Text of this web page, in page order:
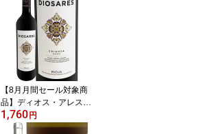
フルボディ パーカー94
+点 シラーズ79% カベル
ネ・ソーヴィニヨン21%
ベン・グレッツァー 南オ
ーストラリア バロッサ・
ヴァレー エベニーザー
古木 樹齢30~130年 新樽
100% 無濾過
【8月月間セール対象商
品】ディオス・アレス・
リオハ・クリアンサ 202
0 スペイン 赤ワイン リオ
1,760 円